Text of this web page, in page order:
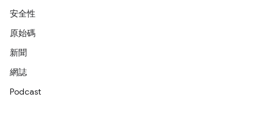
安全性
原始碼
新聞
網誌
Podcast